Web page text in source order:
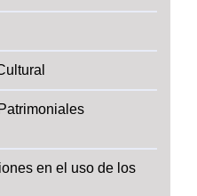
en el uso de los